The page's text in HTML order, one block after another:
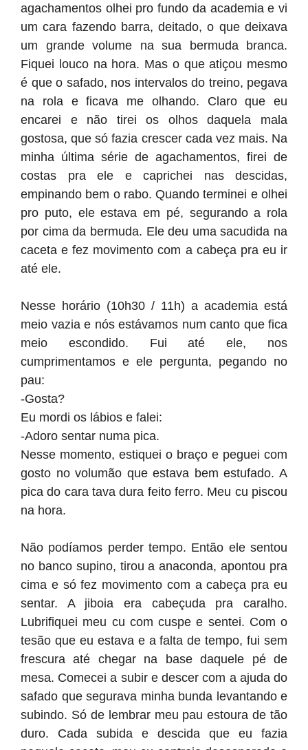
agachamentos olhei pro fundo da academia e vi
um cara fazendo barra, deitado, o que deixava
um grande volume na sua bermuda branca.
Fiquei louco na hora. Mas o que atiçou mesmo
é que o safado, nos intervalos do treino, pegava
na rola e ficava me olhando. Claro que eu
encarei e não tirei os olhos daquela mala
gostosa, que só fazia crescer cada vez mais. Na
minha última série de agachamentos, firei de
costas pra ele e caprichei nas descidas,
empinando bem o rabo. Quando terminei e olhei
pro puto, ele estava em pé, segurando a rola
por cima da bermuda. Ele deu uma sacudida na
caceta e fez movimento com a cabeça pra eu ir
até ele.
Nesse horário (10h30 / 11h) a academia está
meio vazia e nós estávamos num canto que fica
meio escondido. Fui até ele, nos
cumprimentamos e ele pergunta, pegando no
pau:
-Gosta?
Eu mordi os lábios e falei:
-Adoro sentar numa pica.
Nesse momento, estiquei o braço e peguei com
gosto no volumão que estava bem estufado. A
pica do cara tava dura feito ferro. Meu cu piscou
na hora.
Não podíamos perder tempo. Então ele sentou
no banco supino, tirou a anaconda, apontou pra
cima e só fez movimento com a cabeça pra eu
sentar. A jiboia era cabeçuda pra caralho.
Lubrifiquei meu cu com cuspe e sentei. Com o
tesão que eu estava e a falta de tempo, fui sem
frescura até chegar na base daquele pé de
mesa. Comecei a subir e descer com a ajuda do
safado que segurava minha bunda levantando e
subindo. Só de lembrar meu pau estoura de tão
duro. Cada subida e descida que eu fazia